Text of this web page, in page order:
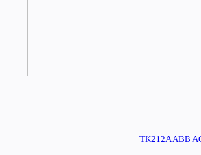
TK212A ABB